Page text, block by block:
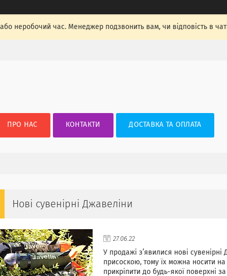
або неробочий час. Менеджер подзвонить вам, чи відповість в
ПРО НАС КОНТАКТИ ДОСТАВКА ТА ОПЛАТА
Нові сувенірні Джавеліни
27.06.22
У продажі з’явилися нові
присоскою, тому їх можна носити
прикріпити до будь-якої поверхні